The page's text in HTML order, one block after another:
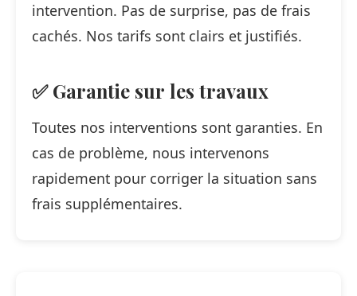
intervention. Pas de surprise, pas de frais
cachés. Nos tarifs sont clairs et justifiés.
✅ Garantie sur les travaux
Toutes nos interventions sont garanties. En
cas de problème, nous intervenons
rapidement pour corriger la situation sans
frais supplémentaires.